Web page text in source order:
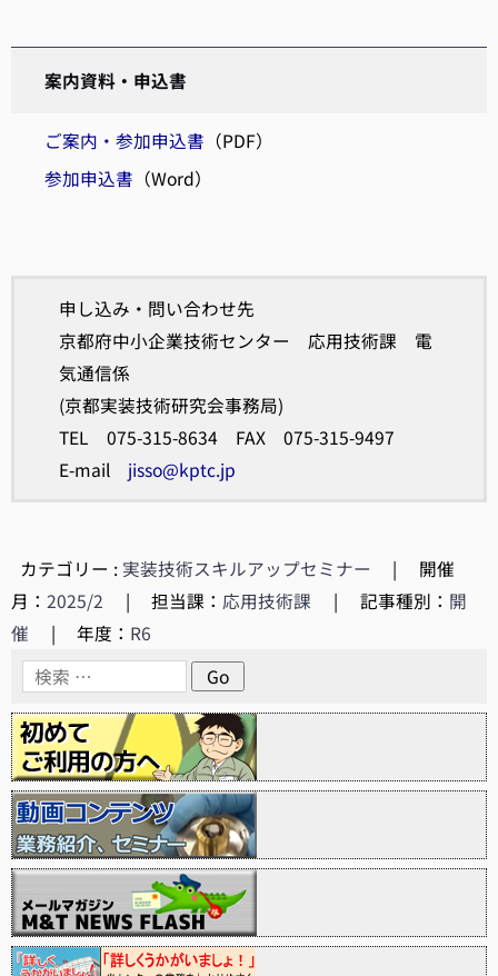
案内資料・申込書
ご案内・参加申込書 （PDF）
参加申込書 （Word）
申し込み・問い合わせ先
京都府中小企業技術センター 応用技術課 電
気通信係
(京都実装技術研究会事務局)
TEL 075-315-8634 FAX 075-315-9497
E-mail jisso@kptc.jp
カテゴリー : 実装技術スキルアップセミナー |
開催
月： 2025/2 | 担当課： 応用技術課 | 記事種別： 開
催
| 年度： R6